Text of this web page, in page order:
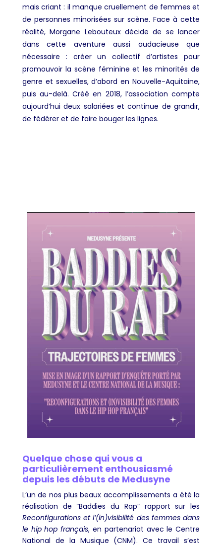
mais criant : il manque cruellement de femmes et
de personnes minorisées sur scène. Face à cette
réalité, Morgane Lebouteux décide de se lancer
dans cette aventure aussi audacieuse que
nécessaire : créer un collectif d’artistes pour
promouvoir la scène féminine et les minorités de
genre et sexuelles, d’abord en Nouvelle-Aquitaine,
puis au-delà. Créé en 2018, l’association compte
aujourd’hui deux salariées et continue de grandir,
de fédérer et de faire bouger les lignes.
Quelque chose qui vous a
particulièrement enthousiasmé
depuis les débuts de Medusyne
L’un de nos plus beaux accomplissements a été la
réalisation de “Baddies du Rap” rapport sur les
Reconfigurations et l’(in)visibilité des femmes dans
le hip hop français, en partenariat avec le Centre
National de la Musique (CNM). Ce travail s’est